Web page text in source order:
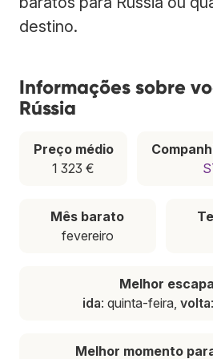
destino.
Informações sobre
Rússia
Preço médio
1 323 €
Mês barato
fevereiro
Melhor
ida: quinta-feira, volta
Melhor momento